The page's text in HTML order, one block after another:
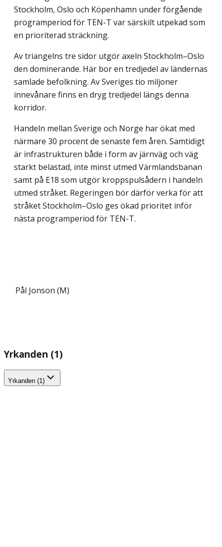
Stockholm, Oslo och Köpenhamn under förgående
programperiod för TEN-T var särskilt utpekad som
en prioriterad sträckning.
Av triangelns tre sidor utgör axeln Stockholm–Oslo
den dominerande. Här bor en tredjedel av ländernas
samlade befolkning. Av Sveriges tio miljoner
innevånare finns en dryg tredjedel längs denna
korridor.
Handeln mellan Sverige och Norge har ökat med
närmare 30 procent de senaste fem åren. Samtidigt
är infrastrukturen både i form av järnväg och väg
starkt belastad, inte minst utmed Värmlandsbanan
samt på E18 som utgör kroppspulsådern i handeln
utmed stråket. Regeringen bör därför verka för att
stråket Stockholm–Oslo ges ökad prioritet inför
nästa programperiod för TEN-T.
Pål Jonson (M)
Yrkanden (1)
Yrkanden (1)